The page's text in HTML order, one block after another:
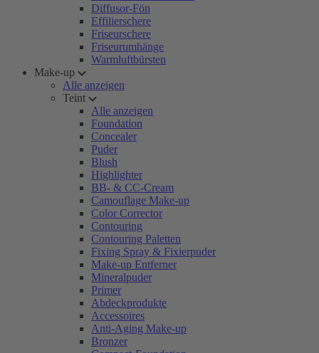
Diffusor-Fön
Effilierschere
Friseurschere
Friseurumhänge
Warmluftbürsten
Make-up
Alle anzeigen
Teint
Alle anzeigen
Foundation
Concealer
Puder
Blush
Highlighter
BB- & CC-Cream
Camouflage Make-up
Color Corrector
Contouring
Contouring Paletten
Fixing Spray & Fixierpuder
Make-up Entferner
Mineralpuder
Primer
Abdeckprodukte
Accessoires
Anti-Aging Make-up
Bronzer